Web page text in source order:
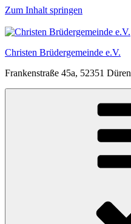
Zum Inhalt springen
Christen Brüdergemeinde e.V.
Frankenstraße 45a, 52351 Düren